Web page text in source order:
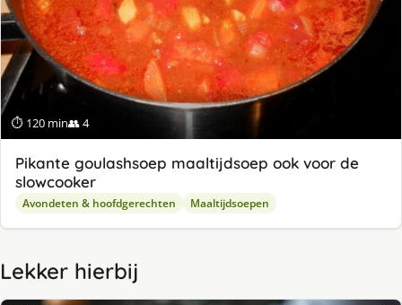
⏱ 120 min👥 4
Pikante goulashsoep maaltijdsoep ook voor de
slowcooker
Avondeten & hoofdgerechten Maaltijdsoepen
Lekker hierbij